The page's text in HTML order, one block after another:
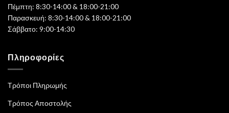
Πέμπτη: 8:30-14:00 & 18:00-21:00
Παρασκευή: 8:30-14:00 & 18:00-21:00
Σάββατο: 9:00-14:30
Πληροφορίες
Τρόποι Πληρωμής
Τρόπος Αποστολής